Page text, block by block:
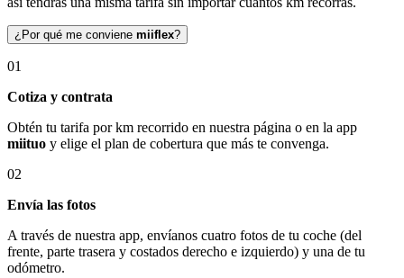
¿Por qué me conviene miiflex?
01
Cotiza y contrata
Obtén tu tarifa por km recorrido en nuestra página o en la app
miituo y elige el plan de cobertura que más te convenga.
02
Envía las fotos
A través de nuestra app, envíanos cuatro fotos de tu coche (del
frente, parte trasera y costados derecho e izquierdo) y una de tu
odómetro.